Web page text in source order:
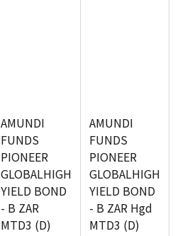
AMUNDI
FUNDS
PIONEER
GLOBALHIGH
YIELD BOND
- B ZAR
MTD3 (D)
AMUNDI
FUNDS
PIONEER
GLOBALHIGH
YIELD BOND
- B ZAR Hgd
MTD3 (D)